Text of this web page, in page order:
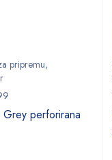
pripremu,
Grey perforirana